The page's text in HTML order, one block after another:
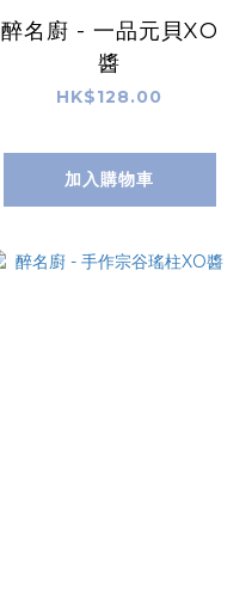
醉名廚 - 一品元貝XO
醬
HK$128.00
加入購物車